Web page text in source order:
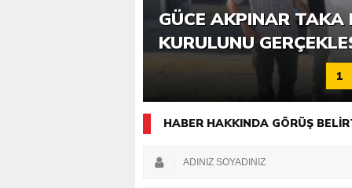
6. GÜCE TEKKEKÖY
KATILIMLA
GÜCE AKPINAR TAKA
KURULUNU
1
HABER HAKKINDA GÖRÜŞ